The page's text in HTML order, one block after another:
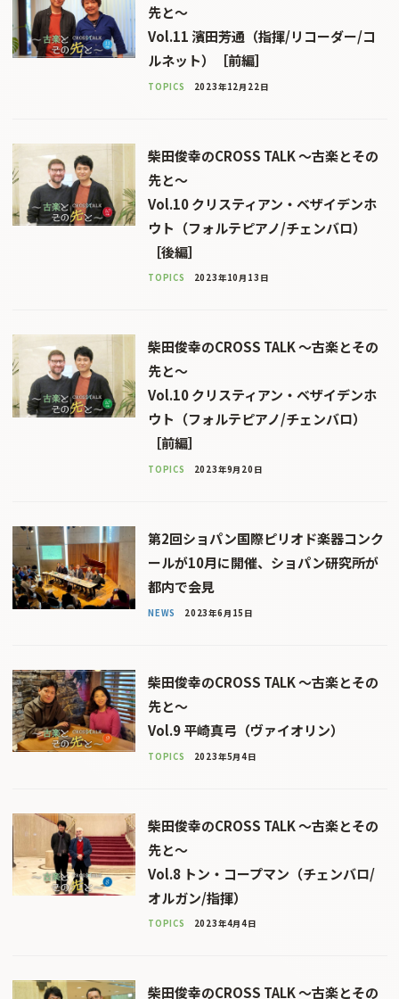
先と〜
Vol.11 濱田芳通（指揮/リコーダー/コ
ルネット）［前編］
TOPICS 2023年12月22日
柴田俊幸のCROSS TALK 〜古楽とその
先と〜
Vol.10 クリスティアン・ベザイデンホ
ウト（フォルテピアノ/チェンバロ）
［後編］
TOPICS 2023年10月13日
柴田俊幸のCROSS TALK 〜古楽とその
先と〜
Vol.10 クリスティアン・ベザイデンホ
ウト（フォルテピアノ/チェンバロ）
［前編］
TOPICS 2023年9月20日
第2回ショパン国際ピリオド楽器コンク
ールが10月に開催、ショパン研究所が
都内で会見
NEWS 2023年6月15日
柴田俊幸のCROSS TALK 〜古楽とその
先と〜
Vol.9 平崎真弓（ヴァイオリン）
TOPICS 2023年5月4日
柴田俊幸のCROSS TALK 〜古楽とその
先と〜
Vol.8 トン・コープマン（チェンバロ/
オルガン/指揮）
TOPICS 2023年4月4日
柴田俊幸のCROSS TALK 〜古楽とその